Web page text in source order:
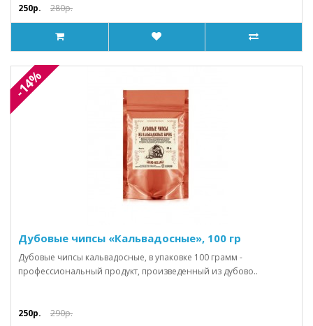
250р. 280р.
-14%
Дубовые чипсы «Кальвадосные», 100 гр
Дубовые чипсы кальвадосные, в упаковке 100 грамм -
профессиональный продукт, произведенный из дубово..
250р. 290р.